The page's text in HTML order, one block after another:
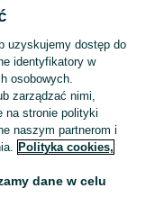
uzyskujemy dostęp do
identyfikatory w
osobowych.
zarządzać nimi,
na stronie polityki
naszym partnerom i
Polityka cookies,
dane w celu